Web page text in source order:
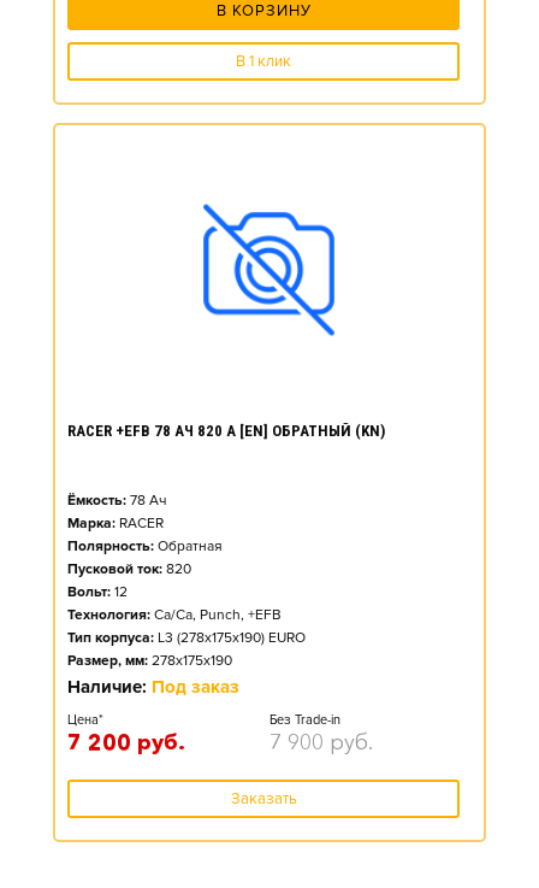
В КОРЗИНУ
В 1 клик
RACER +EFB 78 АЧ 820 А [EN] ОБРАТНЫЙ (KN)
Ёмкость: 78 Ач
Марка: RACER
Полярность: Обратная
Пусковой ток: 820
Вольт: 12
Технология: Ca/Ca, Punch, +EFB
Тип корпуса: L3 (278x175x190) EURO
Размер, мм: 278x175x190
Наличие: Под заказ
Цена*
7 200 руб.
Без Trade-in
7 900 руб.
Заказать